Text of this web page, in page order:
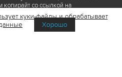
со ссылкой на
а также гиперссылкой на сайт
информации. Переработка
не допускается.
куки-файлы и обрабатывает
Хорошо